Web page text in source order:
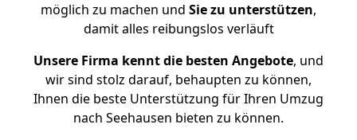
möglich zu machen und Sie zu unterstützen,
damit alles reibungslos verläuft
Unsere Firma kennt die besten Angebote, und
wir sind stolz darauf, behaupten zu können,
Ihnen die beste Unterstützung für Ihren Umzug
nach Seehausen bieten zu können.